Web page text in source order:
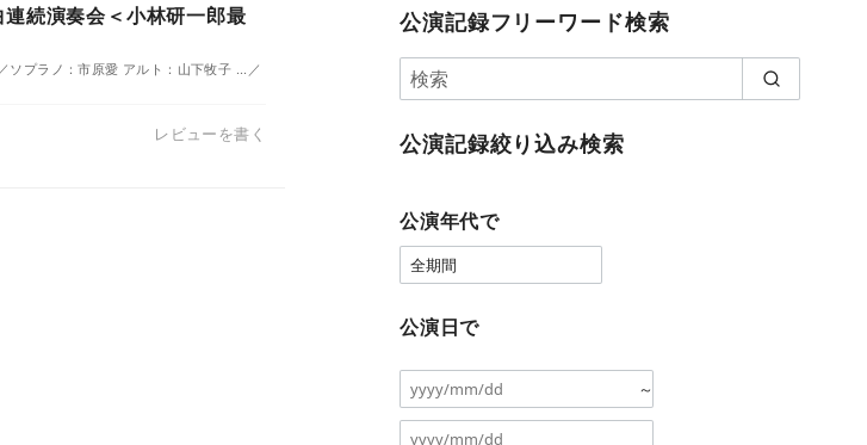
続演奏会＜小林研一郎最
ソプラノ：市原愛 アルト：山下牧子 ...／
レビューを書く
公演記録フリーワード検索
公演記録絞り込み検索
公演年代で
公演日で
～